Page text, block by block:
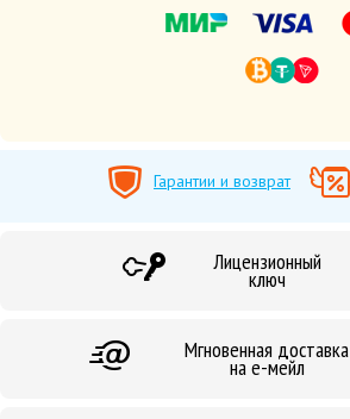
Гарантии и возврат
Лицензионный
ключ
Мгновенная доставка
на е-мейл